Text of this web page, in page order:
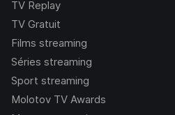
TV Replay
TV Gratuit
Films streaming
Séries streaming
Sport streaming
Molotov TV Awards